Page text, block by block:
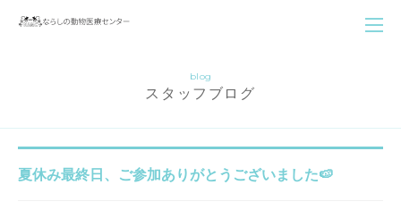
blog
スタッフブログ
夏休み最終日、ご参加ありがとうございました🍉